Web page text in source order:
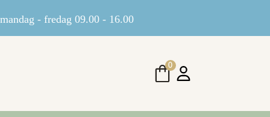
- fredag 09.00 - 16.00
0